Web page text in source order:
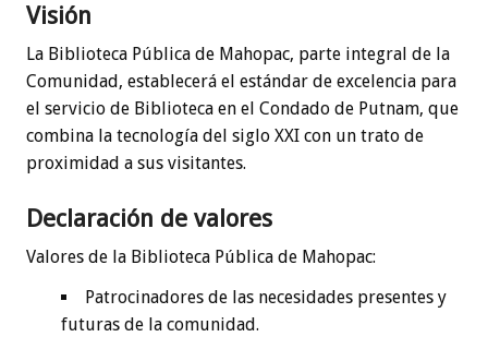
Visión
La Biblioteca Pública de Mahopac, parte integral de la
Comunidad, establecerá el estándar de excelencia para
el servicio de Biblioteca en el Condado de Putnam, que
combina la tecnología del siglo XXI con un trato de
proximidad a sus visitantes.
Declaración de valores
Valores de la Biblioteca Pública de Mahopac:
Patrocinadores de las necesidades presentes y
futuras de la comunidad.